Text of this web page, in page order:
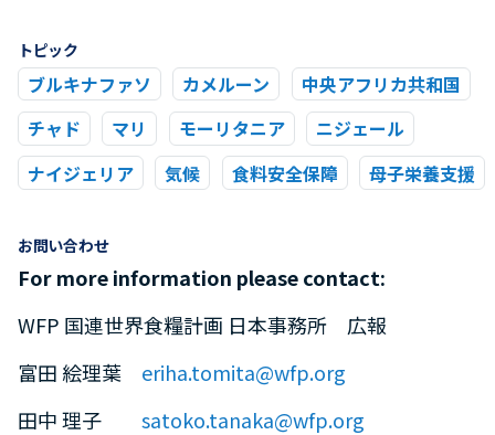
トピック
ブルキナファソ カメルーン
中央アフリカ共和国
チャド
マリ モーリタニア
ニジェール
ナイジェリア
気候 食料安全保障 母子栄養支援
お問い合わせ
For more information please contact:
WFP 国連世界食糧計画 日本事務所 広報
富田 絵理葉 eriha.tomita@wfp.org
田中 理子 satoko.tanaka@wfp.org